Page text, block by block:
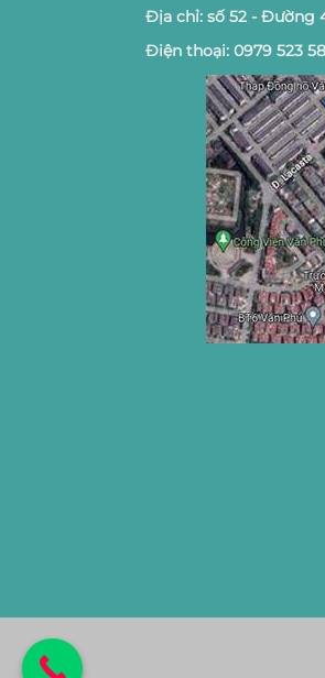
Địa chỉ: số 52 - Đường
Điện thoại: 0979 523